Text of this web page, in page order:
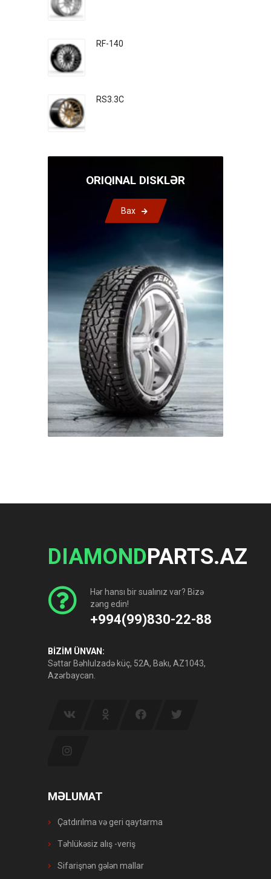
RF-140
RS3.3C
ORIQINAL DISKLƏR
Bax
DIAMONDPARTS.AZ
Hər hansı bir sualınız var? Bizə
zəng edin!
+994(99)830-22-88
BİZİM ÜNVAN:
Səttar Bəhlulzadə küç, 52A, Bakı, AZ1043,
Azərbaycan.
MƏLUMAT
Çatdırılma və geri qaytarma
Təhlükəsiz alış -veriş
Sifarişnən gələn mallar